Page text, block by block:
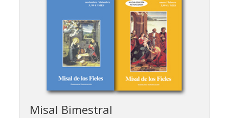
Misal Bimestral